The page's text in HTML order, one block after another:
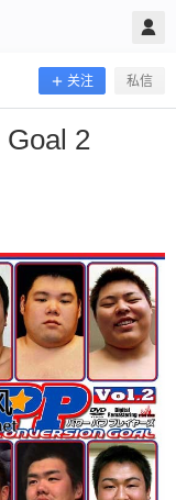
关注 私信
Goal 2
2019/4/07
2
82人支付 登录